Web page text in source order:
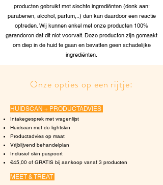
producten gebruikt met slechte ingrediënten (denk aan:
parabenen, alcohol, parfum,..) dan kan daardoor een reactie
optreden. Wij kunnen enkel met onze producten 100%
garanderen dat dit niet voorvalt. Deze producten zijn gemaakt
om diep in de huid te gaan en bevatten geen schadelijke
ingrediënten.
Onze opties op een rijtje:
HUIDSCAN + PRODUCTADVIES
Intakegesprek met vragenlijst
Huidscan met de lightskin
Productadvies op maat
Vrijblijvend behandelplan
Inclusief skin paspoort
€45,00 of GRATIS bij aankoop vanaf 3 producten
MEET & TREAT